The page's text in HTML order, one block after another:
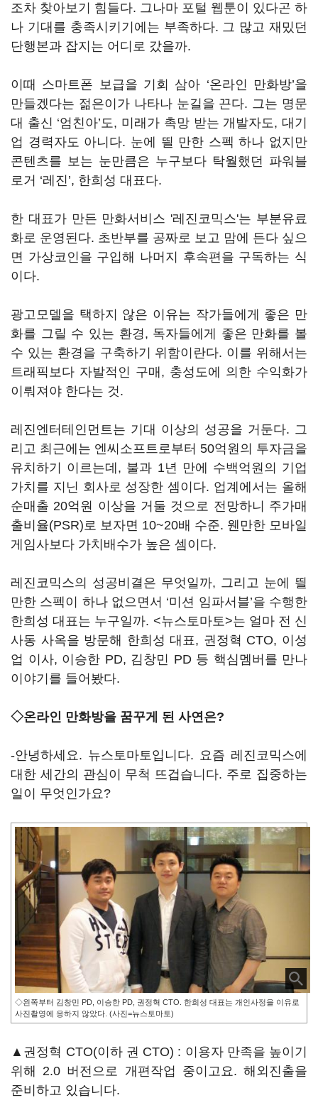
조차 찾아보기 힘들다. 그나마 포털 웹툰이 있다곤 하
나 기대를 충족시키기에는 부족하다. 그 많고 재밌던
단행본과 잡지는 어디로 갔을까.
이때 스마트폰 보급을 기회 삼아 ‘온라인 만화방’을
만들겠다는 젊은이가 나타나 눈길을 끈다. 그는 명문
대 출신 ‘엄친아’도, 미래가 촉망 받는 개발자도, 대기
업 경력자도 아니다. 눈에 띌 만한 스펙 하나 없지만
콘텐츠를 보는 눈만큼은 누구보다 탁월했던 파워블
로거 ‘레진’, 한희성 대표다.
한 대표가 만든 만화서비스 '레진코믹스'는 부분유료
화로 운영된다. 초반부를 공짜로 보고 맘에 든다 싶으
면 가상코인을 구입해 나머지 후속편을 구독하는 식
이다.
광고모델을 택하지 않은 이유는 작가들에게 좋은 만
화를 그릴 수 있는 환경, 독자들에게 좋은 만화를 볼
수 있는 환경을 구축하기 위함이란다. 이를 위해서는
트래픽보다 자발적인 구매, 충성도에 의한 수익화가
이뤄져야 한다는 것.
레진엔터테인먼트는 기대 이상의 성공을 거둔다. 그
리고 최근에는 엔씨소프트로부터 50억원의 투자금을
유치하기 이르는데, 불과 1년 만에 수백억원의 기업
가치를 지닌 회사로 성장한 셈이다. 업계에서는 올해
순매출 20억원 이상을 거둘 것으로 전망하니 주가매
출비율(PSR)로 보자면 10~20배 수준. 웬만한 모바일
게임사보다 가치배수가 높은 셈이다.
레진코믹스의 성공비결은 무엇일까, 그리고 눈에 띌
만한 스펙이 하나 없으면서 ‘미션 임파서블’을 수행한
한희성 대표는 누구일까. <뉴스토마토>는 얼마 전 신
사동 사옥을 방문해 한희성 대표, 권정혁 CTO, 이성
업 이사, 이승한 PD, 김창민 PD 등 핵심멤버를 만나
이야기를 들어봤다.
◇온라인 만화방을 꿈꾸게 된 사연은?
-안녕하세요. 뉴스토마토입니다. 요즘 레진코믹스에
대한 세간의 관심이 무척 뜨겁습니다. 주로 집중하는
일이 무엇인가요?
◇왼쪽부터 김창민 PD, 이승한 PD, 권정혁 CTO. 한희성 대표는 개인사정을 이유로
사진촬영에 응하지 않았다. (사진=뉴스토마토)
▲권정혁 CTO(이하 권 CTO) : 이용자 만족을 높이기
위해 2.0 버전으로 개편작업 중이고요. 해외진출을
준비하고 있습니다.